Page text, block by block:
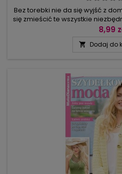
Bez torebki nie da się wyjść z
się zmieścić te wszystkie
kilka godzin – potrzebna
trzeba dołożyć sporo do
8,99
 Dodaj do